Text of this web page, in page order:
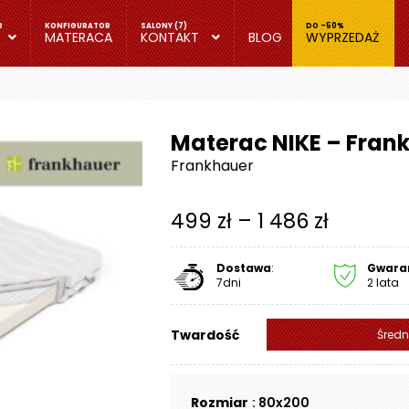
MATERACA KONTAKT BLOG WYPRZEDAŻ
Materac NIKE –
Frankhauer
499 zł – 1 486 złZakres
cen:
od
499 zł
do
Dostawa:
7dni
2 lata
Twardość
Rozmiar : 80x200